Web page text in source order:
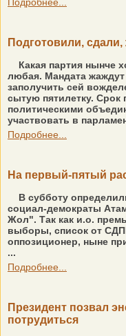
Подготовили, сдали,
Какая партия нынче
любая. Мандата жаждут
заполучить сей
сытую пятилетку. Срок
политическими
участвовать в
Подробнее...
На первый-пятый
В субботу
социал-демократы
Жол". Так как и.о.
выборы, список от
оппозиционер, ныне
...
Подробнее...
Президент позвал
потрудиться